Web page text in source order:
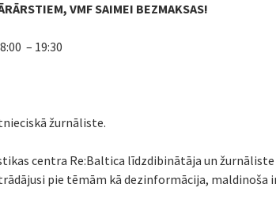
VMF SAIMEI BEZMAKSAS!
– 19:30
žurnāliste.
centra Re:Baltica līdzdibinātāja un
pie tēmām kā dezinformācija, maldinoša